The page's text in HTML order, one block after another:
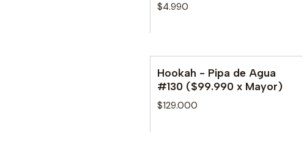
$4.990
Hookah - Pipa de Agua
#130 ($99.990 x Mayor)
$129.000